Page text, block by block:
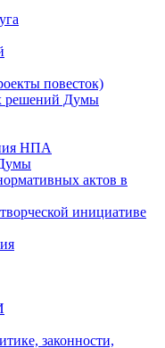
повесток)
решений Думы
НПА
актов в
инициативе
законности,